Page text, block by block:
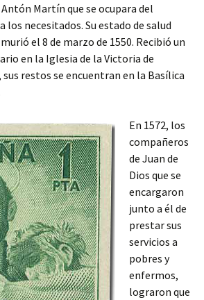
Martín que se ocupara del
los necesitados. Su estado de salud
el 8 de marzo de 1550. Recibió un
en la Iglesia de la Victoria de
sus restos se encuentran en la Basílica
En 1572, los
compañeros
de Juan de
Dios que se
encargaron
junto a él de
prestar sus
servicios a
pobres y
enfermos,
lograron que